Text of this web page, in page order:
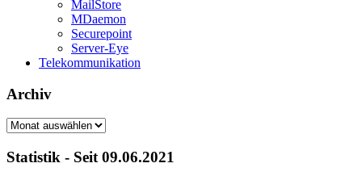
MailStore
MDaemon
Securepoint
Server-Eye
Telekommunikation
Archiv
Archiv
Statistik - Seit 09.06.2021